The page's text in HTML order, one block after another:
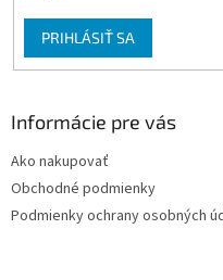
PRIHLÁSIŤ SA
Informácie pre vás
Ako nakupovať
Obchodné podmienky
Podmienky ochrany osobných